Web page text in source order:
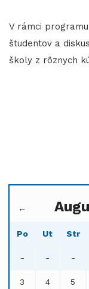
V rámci
študentov a
školy z rôznych
←
Po Ut Str
- - -
3 4 5